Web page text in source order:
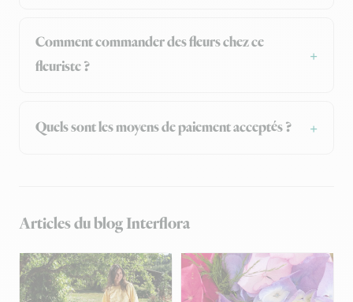
Comment commander des fleurs chez ce
fleuriste ?
Quels sont les moyens de paiement acceptés ?
Articles du blog Interflora